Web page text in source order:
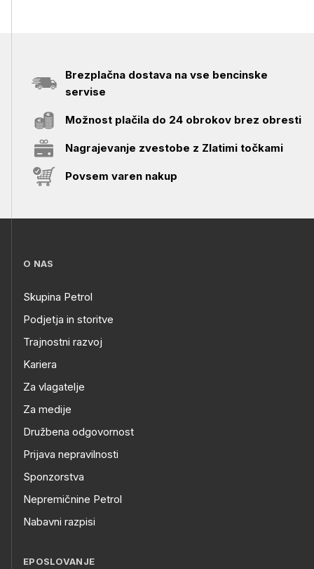
Brezplačna dostava na vse bencinske
servise
Možnost plačila do 24 obrokov brez obresti
Nagrajevanje zvestobe z Zlatimi točkami
Povsem varen nakup
O NAS
Skupina Petrol
Podjetja in storitve
Trajnostni razvoj
Kariera
Za vlagatelje
Za medije
Družbena odgovornost
Prijava nepravilnosti
Sponzorstva
Nepremičnine Petrol
Nabavni razpisi
EPOSLOVANJE